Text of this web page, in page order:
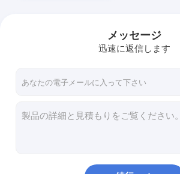
工場旅行
メッセージ
迅速に返信します